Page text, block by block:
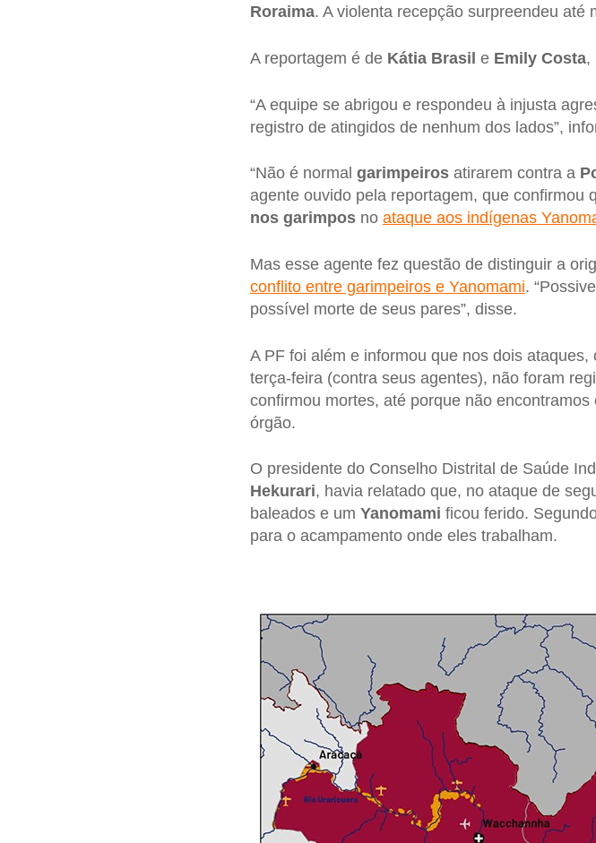
Roraima. A violenta recepção surpreendeu até
A reportagem é de Kátia Brasil eEmily Costa,
“A equipe se abrigou e respondeu à injusta
registro de atingidos de nenhum dos lados”,
“Não é normal garimpeirosatirarem contra a
agente ouvido pela reportagem, que confirmou
nos garimposno ataque aos indígenas
Mas esse agente fez questão de distinguir a
conflito entre garimpeiros e Yanomami.
possível morte de seus pares”, disse.
A PF foi além e informou que nos dois
terça-feira (contra seus agentes), não foram
confirmou mortes, até porque não
órgão.
O presidente do Conselho Distrital de Saúde
Hekurari, havia relatado que, no ataque de
baleados e um Yanomami ficou ferido.
para o acampamento onde eles trabalham.